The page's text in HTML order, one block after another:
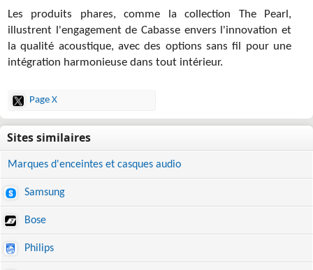
Les produits phares, comme la collection The Pearl,
illustrent l'engagement de Cabasse envers l'innovation et
la qualité acoustique, avec des options sans fil pour une
intégration harmonieuse dans tout intérieur.
Page X
Marques d'enceintes et casques audio
Samsung
Bose
Philips